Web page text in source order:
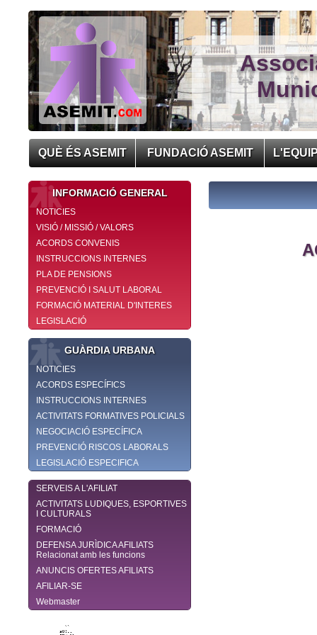
QUÈ ÉS ASEMIT FUNDACIÓ ASEMIT
INFORMACIÓ GENERAL
NOTICIES
VISIÓ / MISSIÓ / VALORS
ACORDS CONVENIS
INSTRUCCIONS INTERNES
PLA DE PENSIONS
PREVENCIÓ I SALUT LABORAL
FORMACIÓ MATERIAL D'INTERES
LEGISLACIÓ
GUÀRDIA URBANA
NOTICIES
ACORDS ESPECÍFICS
INSTRUCCIONS INTERNES
ACTIVITATS FORMATIVES POLICIALS
NEGOCIACIÓ ESPECÍFICA
PREVENCIÓ RISCOS LABORALS
LEGISLACIÓ ESPECIFICA
SERVEIS A L'AFILIAT
ACTIVITATS LUDIQUES, ESPORTIVES
I CULTURALS
FORMACIÓ
DEFENSA JURÌDICA AFILIATS
Relacionat amb les funcions
ANUNCIS OFERTES AFILIATS
AFILIAR-SE
Webmaster